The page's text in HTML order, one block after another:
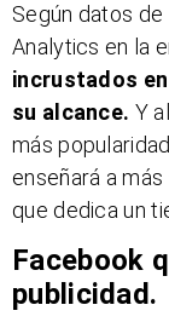
Según datos de
Analytics en la
incrustados en
su alcance. Y
más
enseñará a
que dedica un
Facebook
publicidad.